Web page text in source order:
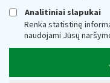
Analitiniai slapukai
Renka statistinę
naudojami Jūsų